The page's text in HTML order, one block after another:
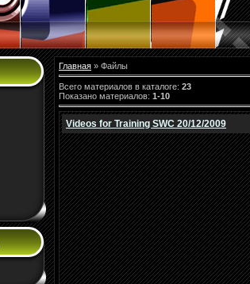
Главная » Файлы
Всего материалов в каталоге: 23
Показано материалов: 1-10
Videos for Training SWC 20/12/2009